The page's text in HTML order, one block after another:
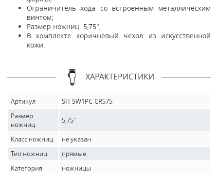
Ограничитель хода со встроенным металлическим
винтом;
Размер ножниц: 5,75";
В комплекте коричневый чехол из искусственной
кожи.
ХАРАКТЕРИСТИКИ
Артикул
SH-SW1PC-CR575
Размер
ножниц
5,75"
Класс ножниц
не указан
Тип ножниц
прямые
Категория
ножницы